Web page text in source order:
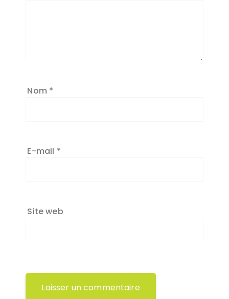
Nom *
E-mail *
Site web